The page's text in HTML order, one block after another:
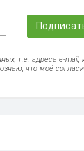
т.е. адреса e-
что моё